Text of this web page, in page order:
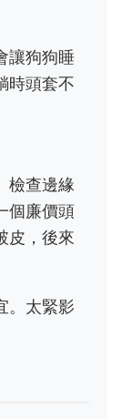
讓狗狗睡
時頭套不
檢查邊緣
個廉價頭
皮，後來
。太緊影